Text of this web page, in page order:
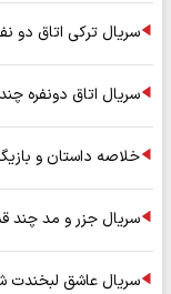
سریال ترکی اتاق دو
سریال اتاق دونفره
خلاصه داستان و
سریال جزر و مد چند
سریال عاشق لبخندت